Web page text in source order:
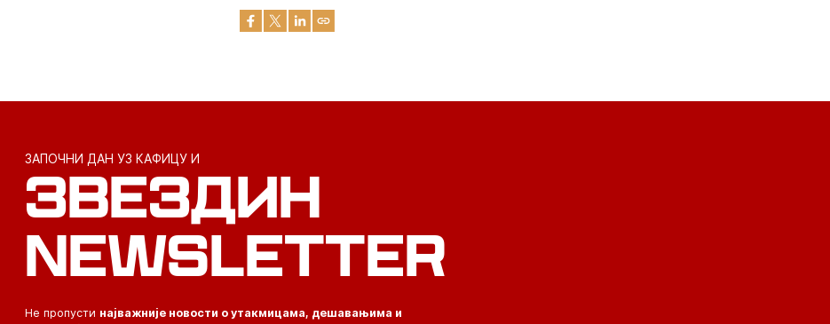
ЗАПОЧНИ ДАН УЗ КАФИЦУ И
ЗВЕЗДИН
NEWSLETTER
Не пропусти најважније новости о утакмицама, дешавањима и